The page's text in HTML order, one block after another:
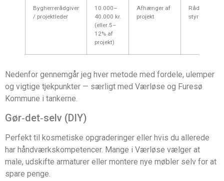
Bygherrerådgiver
/ projektleder
10.000–
40.000 kr.
(eller 5–
12% af
projekt)
Afhænger af
projekt
Rådgiver
styrer
Nedenfor gennemgår jeg hver metode med fordele, ulemper
og vigtige tjekpunkter — særligt med Værløse og Furesø
Kommune i tankerne.
Gør‑det‑selv (DIY)
Perfekt til kosmetiske opgraderinger eller hvis du allerede
har håndværkskompetencer. Mange i Værløse vælger at
male, udskifte armaturer eller montere nye møbler selv for at
spare penge.